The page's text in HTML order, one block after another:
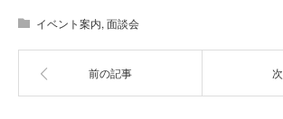
イベント案内, 面談会
前の記事